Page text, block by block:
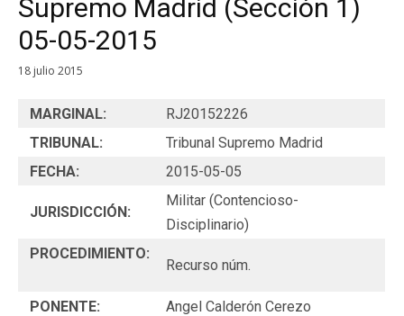
Supremo Madrid (Sección 1)
05-05-2015
18 julio 2015
MARGINAL:
RJ20152226
TRIBUNAL:
Tribunal Supremo Madrid
FECHA:
2015-05-05
JURISDICCIÓN:
Militar (Contencioso-
Disciplinario)
PROCEDIMIENTO:
Recurso núm.
PONENTE: Angel Calderón Cerezo